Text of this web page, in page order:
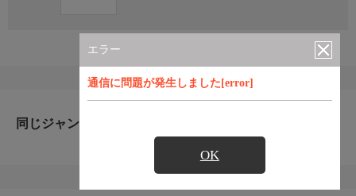
エラー
通信に問題が発生しました[error]
OK
同じジャンルのおすすめ番組